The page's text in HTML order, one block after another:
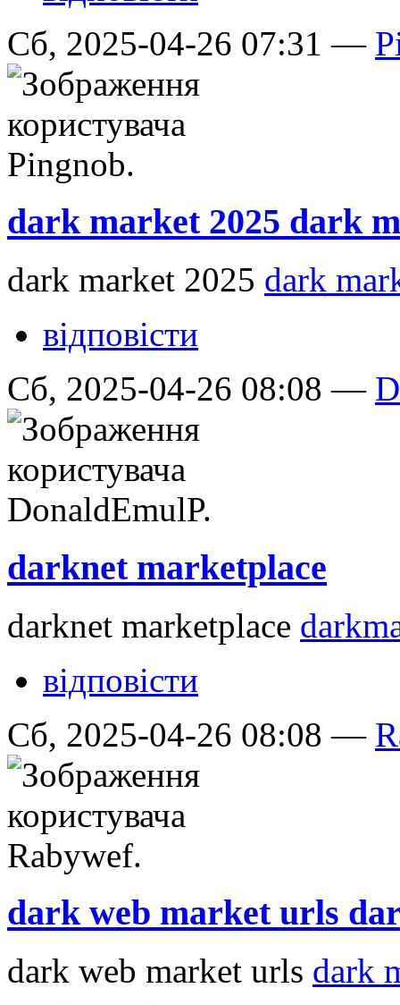
Сб, 2025-04-26 07:31 —
dark market 2025 dark
dark market 2025 dark
відповісти
Сб, 2025-04-26 08:08 —
darknet marketplace
darknet marketplace
відповісти
Сб, 2025-04-26 08:08 —
dark web market urls
dark web market urls dark